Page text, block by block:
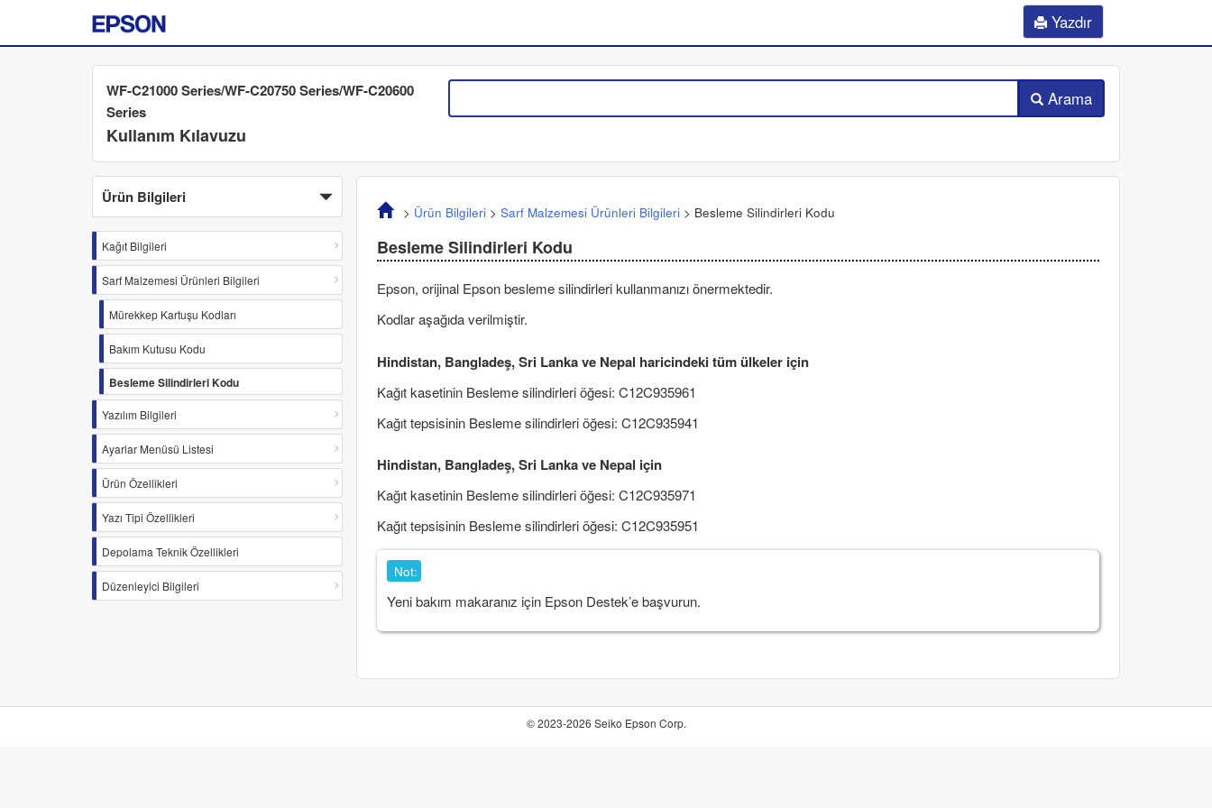
Yazdır
WF-C21000 Series/WF-C20750 Series/WF-C20600
Series
Kullanım Kılavuzu
Arama
Ürün Bilgileri
Kağıt Bilgileri
Sarf Malzemesi Ürünleri Bilgileri
Mürekkep Kartuşu Kodları
Bakım Kutusu Kodu
Besleme Silindirleri Kodu
Yazılım Bilgileri
Ayarlar Menüsü Listesi
Ürün Özellikleri
Yazı Tipi Özellikleri
Depolama Teknik Özellikleri
Düzenleyici Bilgileri
> Ürün Bilgileri> Sarf Malzemesi Ürünleri Bilgileri> Besleme SilindirleriKodu
Besleme Silindirleri Kodu
Epson, orijinal Epsonbesleme silindirlerikullanmanızı önermektedir.
Kodlar aşağıda verilmiştir.
Hindistan, Bangladeş, Sri Lanka ve Nepal haricindeki tüm ülkeler için
Kağıt kasetinin Besleme silindirleriöğesi: C12C935961
Kağıt tepsisinin Besleme silindirleriöğesi: C12C935941
Hindistan, Bangladeş, Sri Lanka ve Nepal için
Kağıt kasetinin Besleme silindirleriöğesi: C12C935971
Kağıt tepsisinin Besleme silindirleriöğesi: C12C935951
Not:
Yeni bakım makaranız için Epson Destek’e başvurun.
© 2023-2026 Seiko Epson Corp.